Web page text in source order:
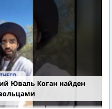
Юваль Коган найден